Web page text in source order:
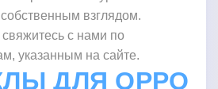
взглядом.
свяжитесь с нами по
указанным на сайте.
ДЛЯ OPPO